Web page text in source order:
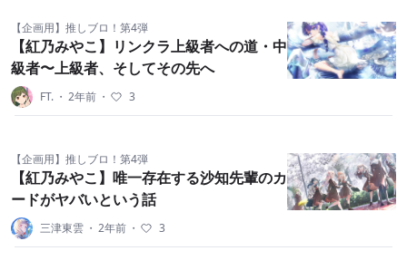
【企画用】推しブロ！第4弾
【紅乃みやこ】リンクラ上級者への道・中
級者〜上級者、そしてその先へ
FT. ・ 2年前 ・ 3
【企画用】推しブロ！第4弾
【紅乃みやこ】唯一存在する沙知先輩のカ
ードがヤバいという話
三津東雲 ・ 2年前 ・ 3